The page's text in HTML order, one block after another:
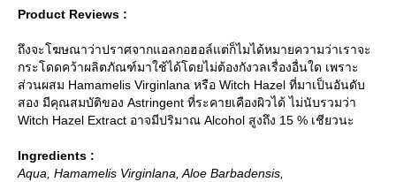
Product Reviews :
ถึงจะโฆษณาว่าปราศจากแอลกอฮอล์แต่ก็ไมได้หมายความว่าเราจะ
กระโดดคว้าผลิตภัณฑ์มาใช้ได้โดยไม่ต้องกังวลเรื่องอื่นใด เพราะ
ส่วนผสม Hamamelis Virginlana หรือ Witch Hazel ที่มาเป็นอันดับ
สอง มีคุณสมบัติของ Astringent ที่ระคายเคืองผิวได้ ไม่นับรวมว่า
Witch Hazel Extract อาจมีปริมาณ Alcohol สูงถึง 15 % เชียวนะ
Ingredients :
Aqua, Hamamelis Virginlana, Aloe Barbadensis,